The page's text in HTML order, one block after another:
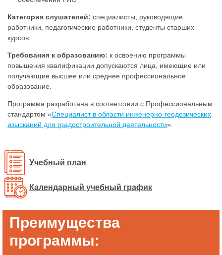
Категория слушателей: специалисты, руководящие
работники, педагогические работники, студенты старших
курсов.
Требования к образованию: к освоению программы
повышения квалификации допускаются лица, имеющие или
получающие высшее или среднее профессиональное
образование.
Программа разработана в соответствии с Профессиональным
стандартом «Специалист в области инженерно-геодезических
изысканий для градостроительной деятельности».
Учебный план
Календарный учебный график
Преимущества
программы: